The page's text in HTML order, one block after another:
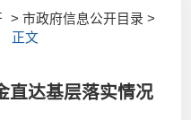
> 市政府信息公开目录 >
正文
直达基层落实情况